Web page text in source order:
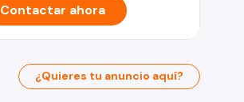
Contactar ahora
¿Quieres tu anuncio aquí?